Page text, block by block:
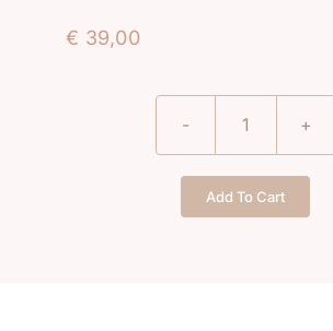
€ 39,00
MINERAL
Add To Cart